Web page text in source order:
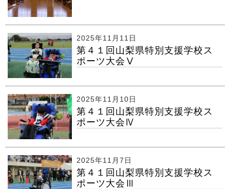
2025年11月11日
第４１回山梨県特別支援学校ス
ポーツ大会Ⅴ
2025年11月10日
第４１回山梨県特別支援学校ス
ポーツ大会Ⅳ
2025年11月7日
第４１回山梨県特別支援学校ス
ポーツ大会Ⅲ